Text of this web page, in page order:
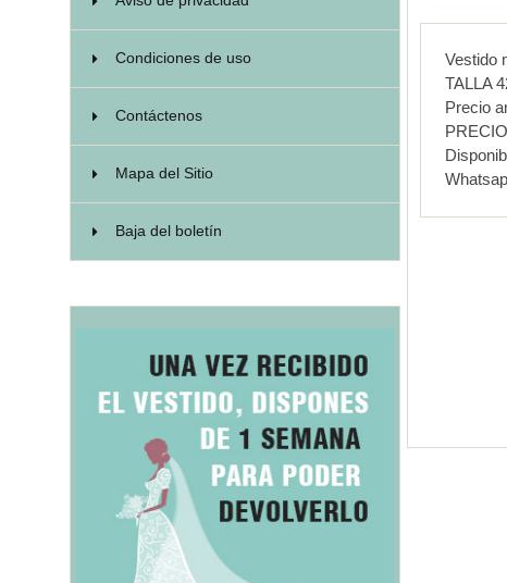
Condiciones de uso
Contáctenos
Mapa del Sitio
Baja del boletín
Vestido
TALLA
Precio